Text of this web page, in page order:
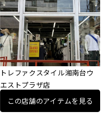
トレファクスタイル湘南台ウ
エストプラザ店
この店舗のアイテムを見る